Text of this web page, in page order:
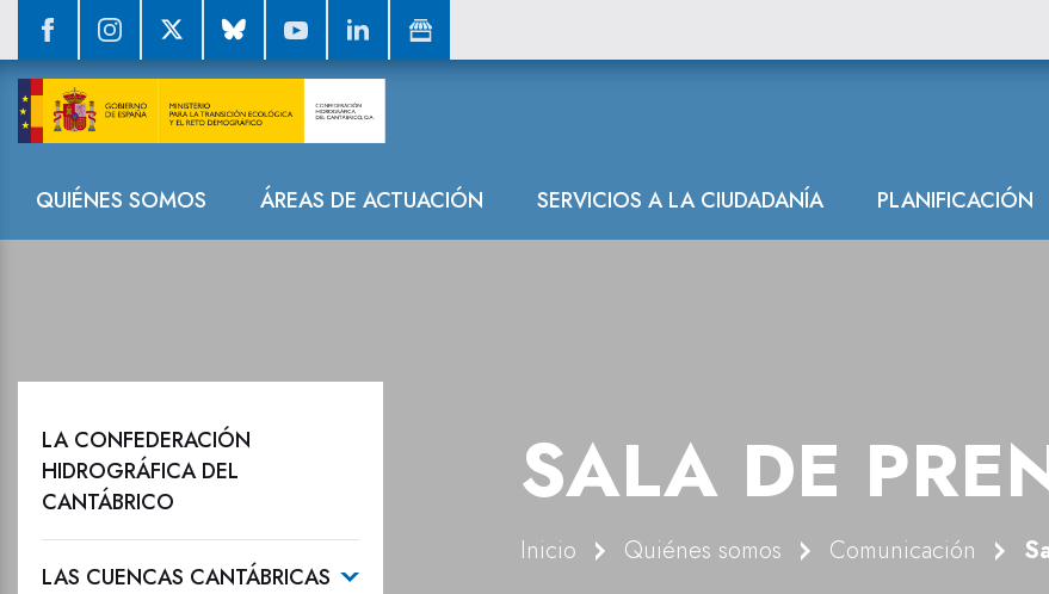
Navegación
QUIÉNES SOMOS ÁREAS DE ACTUACIÓN SERVICIOS A LA CIUDADANÍA PLANIFICACIÓN
Sala de prensa
SALA DE
Inicio Quiénes somos Comunicación
LA CONFEDERACIÓN
HIDROGRÁFICA DEL
CANTÁBRICO
LAS CUENCAS CANTÁBRICAS